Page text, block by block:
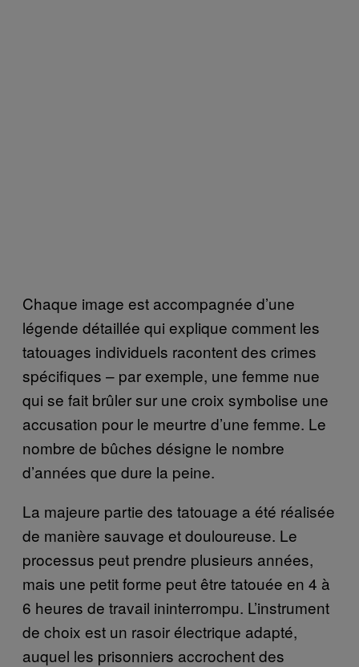
Chaque image est accompagnée d’une
légende détaillée qui explique comment les
tatouages individuels racontent des crimes
spécifiques – par exemple, une femme nue
qui se fait brûler sur une croix symbolise une
accusation pour le meurtre d’une femme. Le
nombre de bûches désigne le nombre
d’années que dure la peine.
La majeure partie des tatouage a été réalisée
de manière sauvage et douloureuse. Le
processus peut prendre plusieurs années,
mais une petit forme peut être tatouée en 4 à
6 heures de travail ininterrompu. L’instrument
de choix est un rasoir électrique adapté,
auquel les prisonniers accrochent des